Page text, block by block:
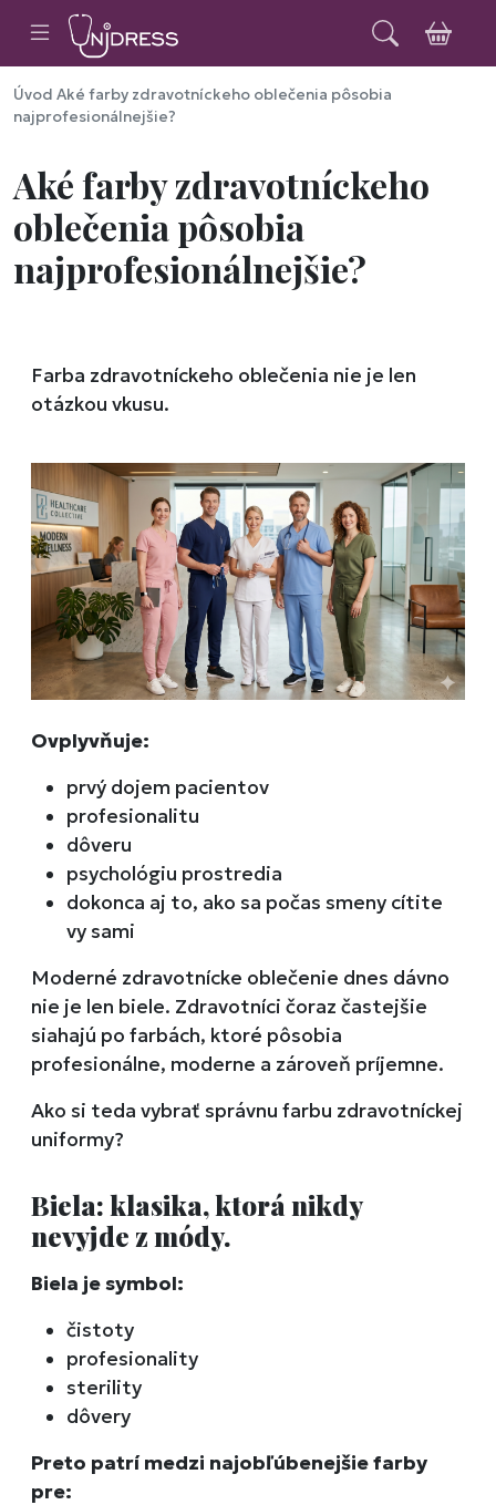
Úvod Aké farby zdravotníckeho oblečenia pôsobia
najprofesionálnejšie?
Aké farby zdravotníckeho
oblečenia pôsobia
najprofesionálnejšie?
Farba zdravotníckeho oblečenia nie je len
otázkou vkusu.
Ovplyvňuje:
prvý dojem pacientov
profesionalitu
dôveru
psychológiu prostredia
dokonca aj to, ako sa počas smeny cítite
vy sami
Moderné zdravotnícke oblečenie dnes dávno
nie je len biele. Zdravotníci čoraz častejšie
siahajú po farbách, ktoré pôsobia
profesionálne, moderne a zároveň príjemne.
Ako si teda vybrať správnu farbu zdravotníckej
uniformy?
Biela: klasika, ktorá nikdy
nevyjde z módy.
Biela je symbol:
čistoty
profesionality
sterility
dôvery
Preto patrí medzi najobľúbenejšie farby
pre: